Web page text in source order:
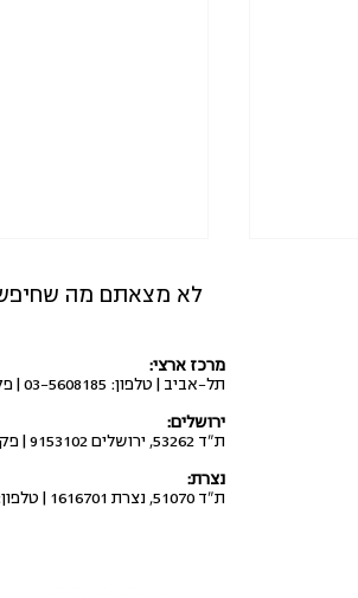
מתוכנית החומש
לא מצאתם מה
מרכז ארצי:
תל-אביב | טלפון: 03-5608185 | פקס: 03-5608165
ירושלים:
ת"ד 53262, ירושלים 9153102 | פקס: 02-6521219
נצרת:
ת"ד 51070, נצרת 1616701 | טלפון: 04-8526333/4/5, פקס: 04-8526331